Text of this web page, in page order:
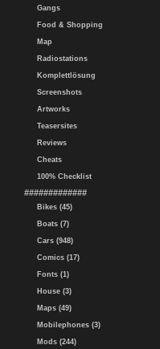
Gangs
Food & Shopping
Map
Radiostations
Komplettlösung
Screenshots
Artworks
Teasersites
Reviews
Cheats
100% Checklist
#############
Bikes (45)
Boats (7)
Cars (948)
Comics (17)
Fonts (1)
House (3)
Maps (49)
Mobilephones (3)
Mods (244)